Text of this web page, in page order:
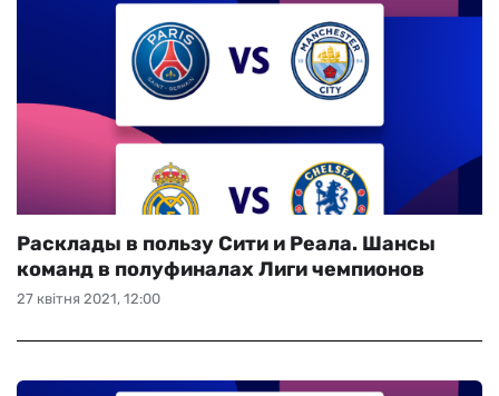
27 квітня 2021, 12:00
Расклады в пользу Сити и Реала. Шансы
команд в полуфиналах Лиги чемпионов